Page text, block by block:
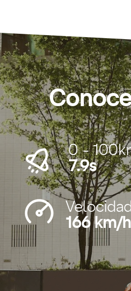
0 -
7.9s
166 km/h